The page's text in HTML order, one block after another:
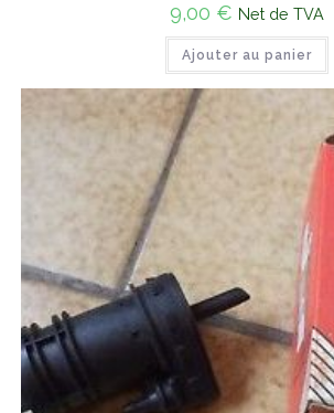
9,00 € Net de TVA
Ajouter au panier